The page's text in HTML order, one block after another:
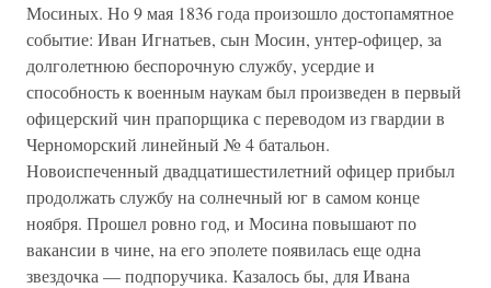
Мосиных. Но 9 мая 1836 года произошло достопамятное
событие: Иван Игнатьев, сын Мосин, унтер-офицер, за
долголетнюю беспорочную службу, усердие и
способность к военным наукам был произведен в первый
офицерский чин прапорщика с переводом из гвардии в
Черноморский линейный № 4 батальон.
Новоиспеченный двадцатишестилетний офицер прибыл
продолжать службу на солнечный юг в самом конце
ноября. Прошел ровно год, и Мосина повышают по
вакансии в чине, на его эполете появилась еще одна
звездочка — подпоручика. Казалось бы, для Ивана